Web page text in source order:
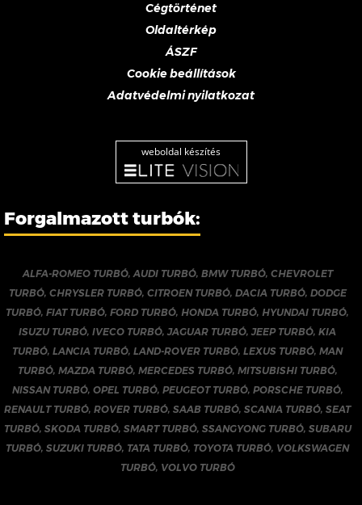
Cégtörténet
Oldaltérkép
ÁSZF
Cookie beállítások
Adatvédelmi nyilatkozat
weboldal készítés
Forgalmazott turbók:
ALFA-ROMEO TURBÓ,AUDI TURBÓ, BMW TURBÓ, CHEVROLET
TURBÓ, CHRYSLER TURBÓ, CITROEN TURBÓ, DACIA TURBÓ, DODGE
TURBÓ,FIAT TURBÓ,FORD TURBÓ, HONDA TURBÓ, HYUNDAI TURBÓ,
ISUZU TURBÓ,IVECO TURBÓ,JAGUAR TURBÓ,JEEP TURBÓ,KIA
TURBÓ,LANCIA TURBÓ,LAND-ROVER TURBÓ,LEXUS TURBÓ,MAN
TURBÓ, MAZDA TURBÓ, MERCEDES TURBÓ, MITSUBISHI TURBÓ,
NISSAN TURBÓ, OPEL TURBÓ, PEUGEOT TURBÓ, PORSCHE TURBÓ,
RENAULT TURBÓ,ROVER TURBÓ,SAAB TURBÓ,SCANIA TURBÓ,SEAT
TURBÓ, SKODA TURBÓ, SMART TURBÓ, SSANGYONG TURBÓ, SUBARU
TURBÓ,SUZUKI TURBÓ, TATA TURBÓ, TOYOTA TURBÓ, VOLKSWAGEN
TURBÓ, VOLVO TURBÓ